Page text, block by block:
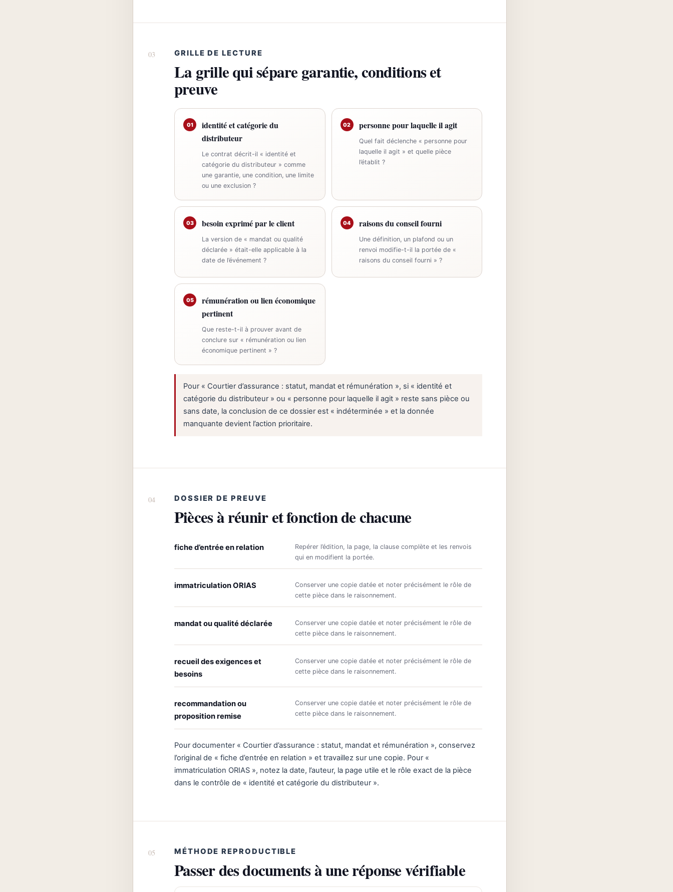
GRILLE DE LECTURE
La grille qui sépare garantie, conditions et
preuve
01
identité et catégorie du
distributeur
Le contrat décrit-il « identité et
catégorie du distributeur » comme
une garantie, une condition, une limite
ou une exclusion ?
02 personne pour laquelle il agit
Quel fait déclenche « personne pour
laquelle il agit » et quelle pièce
l’établit ?
03 besoin exprimé par le client
La version de « mandat ou qualité
déclarée » était-elle applicable à la
date de l’événement ?
04 raisons du conseil fourni
Une définition, un plafond ou un
renvoi modifie-t-il la portée de «
raisons du conseil fourni » ?
05
rémunération ou lien économique
pertinent
Que reste-t-il à prouver avant de
conclure sur « rémunération ou lien
économique pertinent » ?
Pour « Courtier d’assurance : statut, mandat et rémunération », si « identité et
catégorie du distributeur » ou « personne pour laquelle il agit » reste sans pièce ou
sans date, la conclusion de ce dossier est « indéterminée » et la donnée
manquante devient l’action prioritaire.
DOSSIER DE PREUVE
Pièces à réunir et fonction de chacune
fiche d’entrée en relation
Repérer l’édition, la page, la clause complète et les renvois
qui en modifient la portée.
immatriculation ORIAS
Conserver une copie datée et noter précisément le rôle de
cette pièce dans le raisonnement.
mandat ou qualité déclarée
Conserver une copie datée et noter précisément le rôle de
cette pièce dans le raisonnement.
recueil des exigences et
besoins
Conserver une copie datée et noter précisément le rôle de
cette pièce dans le raisonnement.
recommandation ou
proposition remise
Conserver une copie datée et noter précisément le rôle de
cette pièce dans le raisonnement.
Pour documenter « Courtier d’assurance : statut, mandat et rémunération », conservez
l’original de « fiche d’entrée en relation » et travaillez sur une copie. Pour «
immatriculation ORIAS », notez la date, l’auteur, la page utile et le rôle exact de la pièce
dans le contrôle de « identité et catégorie du distributeur ».
MÉTHODE REPRODUCTIBLE
Passer des documents à une réponse vérifiable